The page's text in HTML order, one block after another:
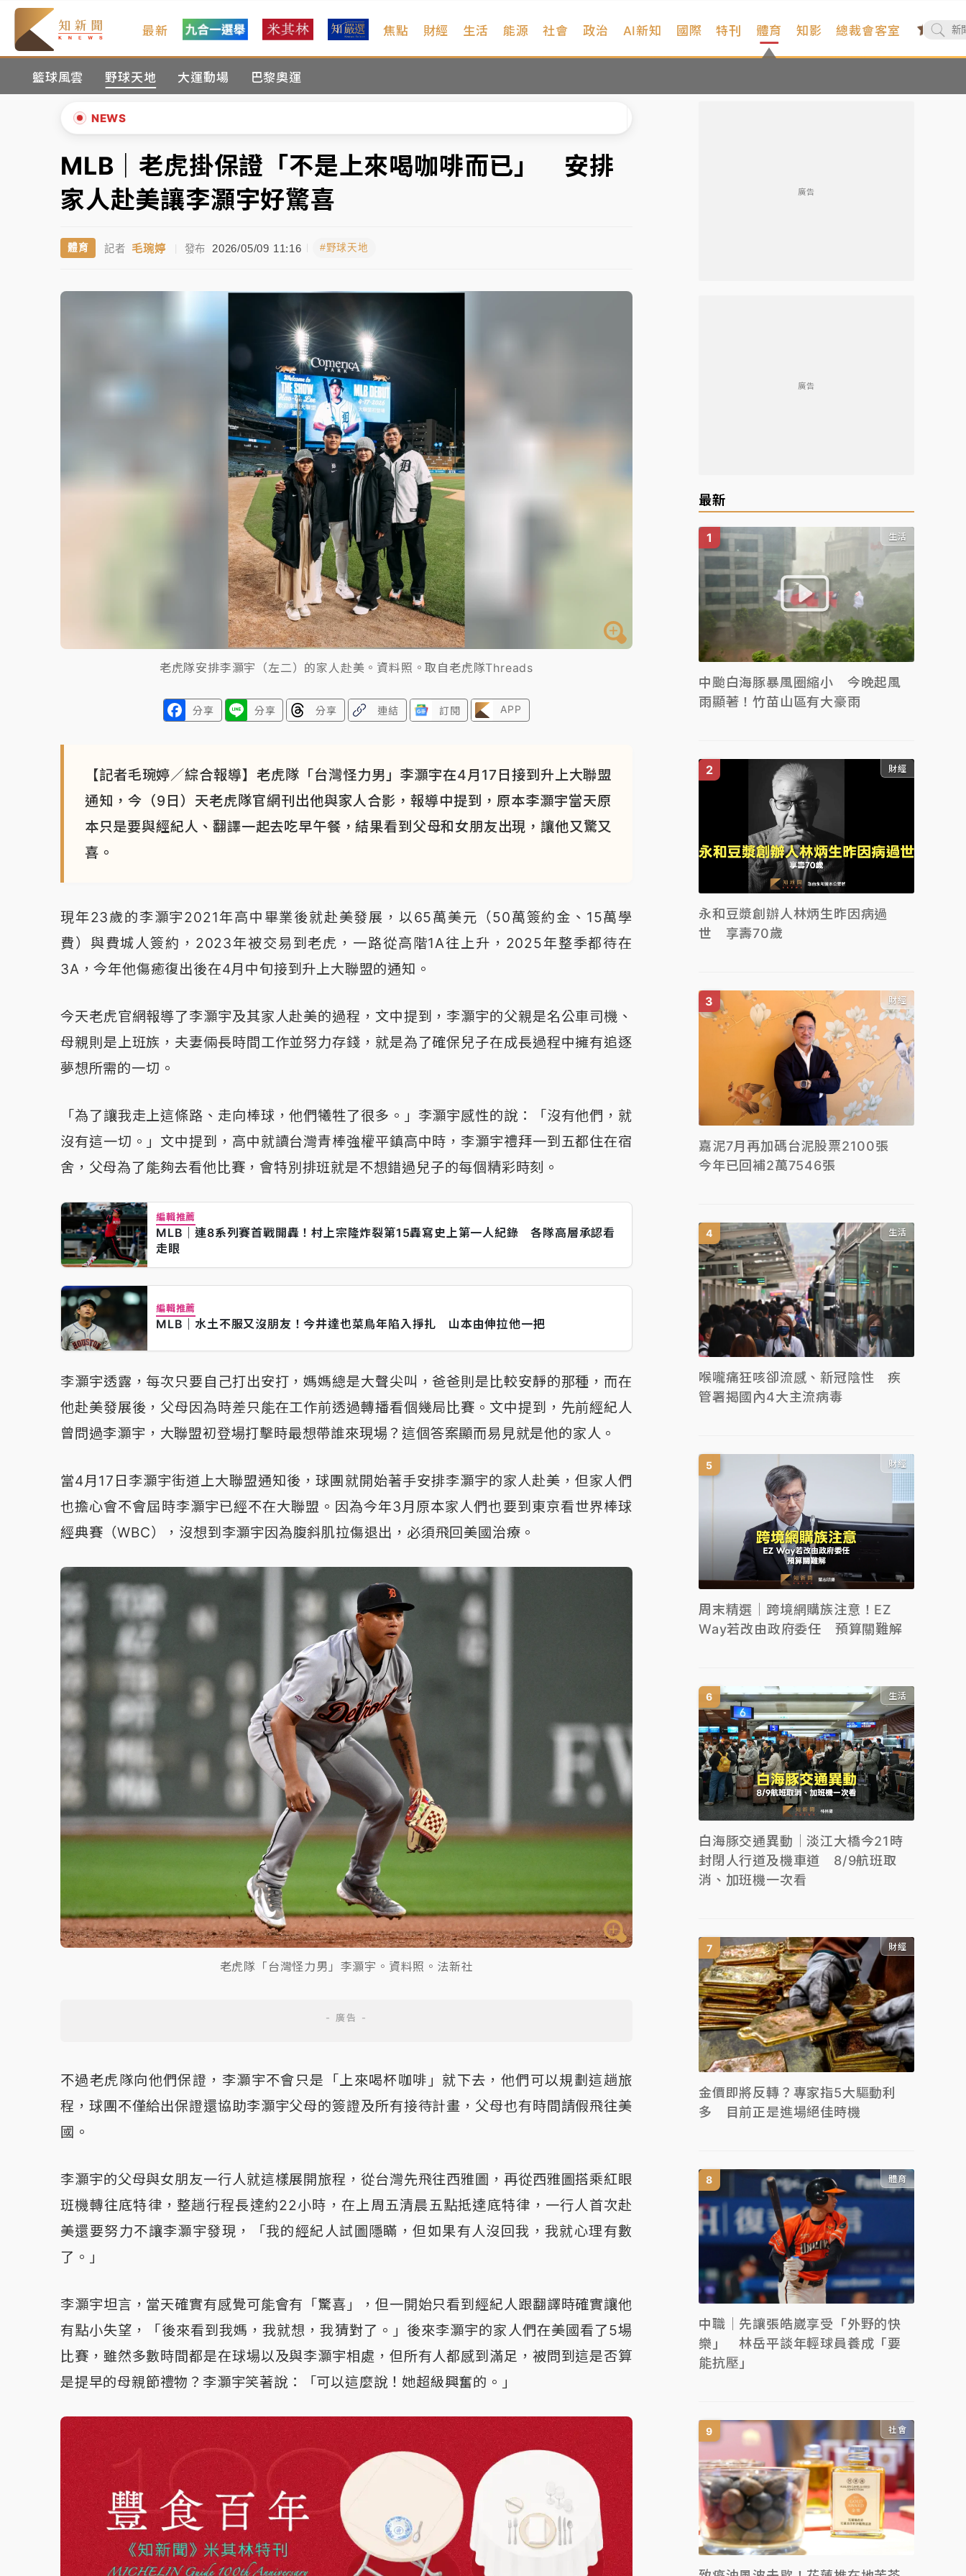
最新 焦點 財經 生活 能源 社會 政治 AI新知 國際 特刊 體育
籃球風雲 野球天地 大運動場 巴黎奧運
知影 總裁會客室
NEWS
中颱白海豚進逼！台北喜來登圍籬傾倒砸傷人 民權西路鷹架倒塌壓2車
有片｜ 白海豚暴風圈逼近！新北淡水赫見龍捲風 榕樹連根拔起
中颱白海豚風雨來了！中部以北防豪雨 今晚、明天影響最劇烈
白海豚逼近！北市水門只出不進 未移置車輛最高罰4800＋拖吊費
中颱白海豚進逼！台北喜來登圍籬傾倒砸傷人 民權西路鷹架倒塌壓2車
中颱白海豚風雨來了！中部以北防豪雨 今晚、明天影響最劇烈
白海豚逼近！北市水門只出不進 未移置車輛最高罰4800＋拖吊費
▲
▼
MLB｜老虎掛保證「不是上來喝咖啡而已」 安排
家人赴美讓李灝宇好驚喜
體育 記者 毛琬婷 | 發布 2026/05/09 11:16 #野球天地
老虎隊安排李灝宇（左二）的家人赴美。資料照。取自老虎隊Threads
分享 分享 分享 連結 訂閱 APP
【記者毛琬婷／綜合報導】老虎隊「台灣怪力男」李灝宇在4月17日接到升上大聯盟
通知，今（9日）天老虎隊官網刊出他與家人合影，報導中提到，原本李灝宇當天原
本只是要與經紀人、翻譯一起去吃早午餐，結果看到父母和女朋友出現，讓他又驚又
喜。
現年23歲的李灝宇2021年高中畢業後就赴美發展，以65萬美元（50萬簽約金、15萬學
費）與費城人簽約，2023年被交易到老虎，一路從高階1A往上升，2025年整季都待在
3A，今年他傷癒復出後在4月中旬接到升上大聯盟的通知。
今天老虎官網報導了李灝宇及其家人赴美的過程，文中提到，李灝宇的父親是名公車司機、
母親則是上班族，夫妻倆長時間工作並努力存錢，就是為了確保兒子在成長過程中擁有追逐
夢想所需的一切。
「為了讓我走上這條路、走向棒球，他們犧牲了很多。」李灝宇感性的說：「沒有他們，就
沒有這一切。」文中提到，高中就讀台灣青棒強權平鎮高中時，李灝宇禮拜一到五都住在宿
舍，父母為了能夠去看他比賽，會特別排班就是不想錯過兒子的每個精彩時刻。
編輯推薦
MLB｜連8系列賽首戰開轟！村上宗隆炸裂第15轟寫史上第一人紀錄 各隊高層承認看
走眼
編輯推薦
MLB｜水土不服又沒朋友！今井達也菜鳥年陷入掙扎 山本由伸拉他一把
李灝宇透露，每次只要自己打出安打，媽媽總是大聲尖叫，爸爸則是比較安靜的那種，而在
他赴美發展後，父母因為時差只能在工作前透過轉播看個幾局比賽。文中提到，先前經紀人
曾問過李灝宇，大聯盟初登場打擊時最想帶誰來現場？這個答案顯而易見就是他的家人。
當4月17日李灝宇街道上大聯盟通知後，球團就開始著手安排李灝宇的家人赴美，但家人們
也擔心會不會屆時李灝宇已經不在大聯盟。因為今年3月原本家人們也要到東京看世界棒球
經典賽（WBC），沒想到李灝宇因為腹斜肌拉傷退出，必須飛回美國治療。
老虎隊「台灣怪力男」李灝宇。資料照。法新社
不過老虎隊向他們保證，李灝宇不會只是「上來喝杯咖啡」就下去，他們可以規劃這趟旅
程，球團不僅給出保證還協助李灝宇父母的簽證及所有接待計畫，父母也有時間請假飛往美
國。
李灝宇的父母與女朋友一行人就這樣展開旅程，從台灣先飛往西雅圖，再從西雅圖搭乘紅眼
班機轉往底特律，整趟行程長達約22小時，在上周五清晨五點抵達底特律，一行人首次赴
美還要努力不讓李灝宇發現，「我的經紀人試圖隱瞞，但如果有人沒回我，我就心理有數
了。」
李灝宇坦言，當天確實有感覺可能會有「驚喜」，但一開始只看到經紀人跟翻譯時確實讓他
有點小失望，「後來看到我媽，我就想，我猜對了。」後來李灝宇的家人們在美國看了5場
比賽，雖然多數時間都是在球場以及與李灝宇相處，但所有人都感到滿足，被問到這是否算
是提早的母親節禮物？李灝宇笑著說：「可以這麼說！她超級興奮的。」
廣告
廣告
最新
生活
中颱白海豚暴風圈縮小 今晚起風
雨顯著！竹苗山區有大豪雨
財經
永和豆漿創辦人林炳生昨因病過
世 享壽70歲
財經
嘉泥7月再加碼台泥股票2100張
今年已回補2萬7546張
生活
喉嚨痛狂咳卻流感、新冠陰性 疾
管署揭國內4大主流病毒
財經
周末精選｜跨境網購族注意！EZ
Way若改由政府委任 預算關難解
生活
白海豚交通異動｜淡江大橋今21時
封閉人行道及機車道 8/9航班取
消、加班機一次看
財經
金價即將反轉？專家指5大驅動利
多 目前正是進場絕佳時機
體育
中職｜先讓張皓崴享受「外野的快
樂」 林岳平談年輕球員養成「要
能抗壓」
社會